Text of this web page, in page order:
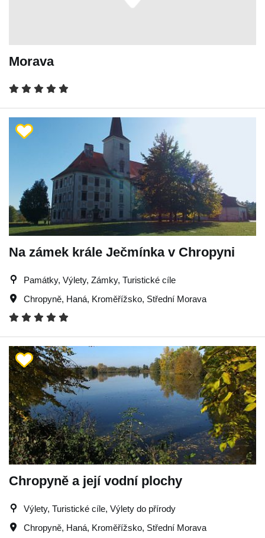
Morava
Na zámek krále Ječmínka v Chropyni
Památky, Výlety, Zámky, Turistické cíle
Chropyně, Haná, Kroměřížsko, Střední Morava
Chropyně a její vodní plochy
Výlety, Turistické cíle, Výlety do přírody
Chropyně, Haná, Kroměřížsko, Střední Morava